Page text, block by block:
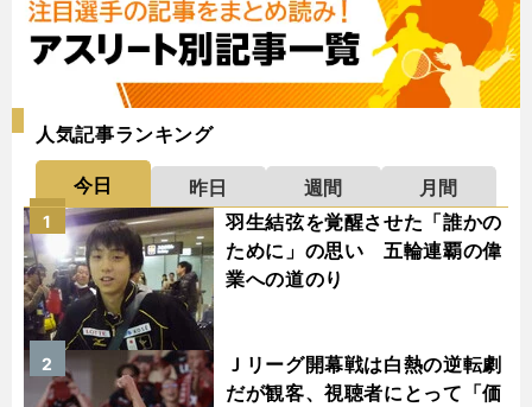
人気記事ランキング
今日 昨日 週間
月間
羽生結弦を覚醒させた「誰かの
ために」の思い 五輪連覇の偉
業への道のり
1
Ｊリーグ開幕戦は白熱の逆転劇
だが観客、視聴者にとって「価
2